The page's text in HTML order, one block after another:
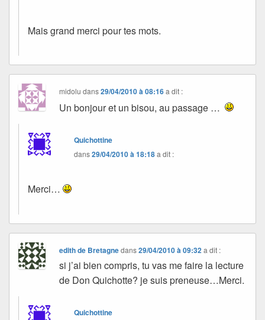
Mais grand merci pour tes mots.
midolu dans29/04/2010 à 08:16 a dit :
Un bonjour et un bisou, au passage …
Quichottine
dans29/04/2010 à 18:18a dit :
Merci…
edith de Bretagnedans29/04/2010 à 09:32 a dit :
si j’ai bien compris, tu vas me faire la lecture
de Don Quichotte? je suis preneuse…Merci.
Quichottine